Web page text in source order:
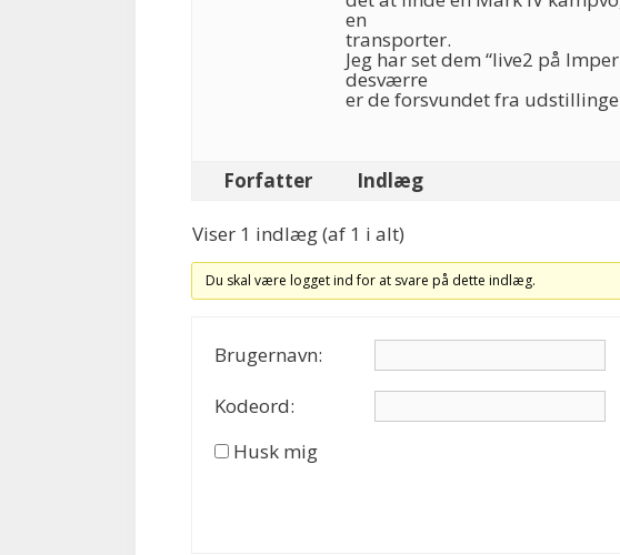
en
transporter.
Jeg har set dem “live2 på
desværre
er de forsvundet fra
Forfatter Indlæg
Viser 1 indlæg (af 1 i alt)
Du skal være logget ind for at svare på dette indlæg.
Brugernavn:
Kodeord:
Husk mig